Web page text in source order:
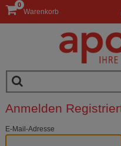
Warenkorb
0
Anmelden
E-Mail-Adresse